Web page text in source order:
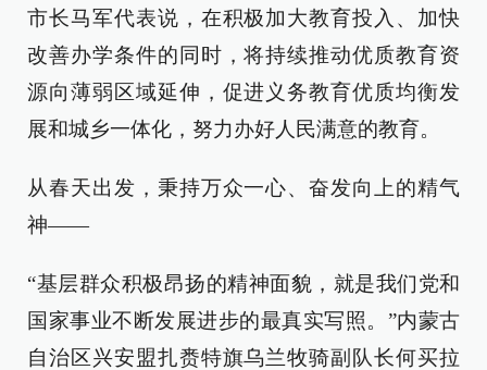
市长马军代表说，在积极加大教育投入、加快
改善办学条件的同时，将持续推动优质教育资
源向薄弱区域延伸，促进义务教育优质均衡发
展和城乡一体化，努力办好人民满意的教育。
从春天出发，秉持万众一心、奋发向上的精气
神——
“基层群众积极昂扬的精神面貌，就是我们党和
国家事业不断发展进步的最真实写照。”内蒙古
自治区兴安盟扎赉特旗乌兰牧骑副队长何买拉